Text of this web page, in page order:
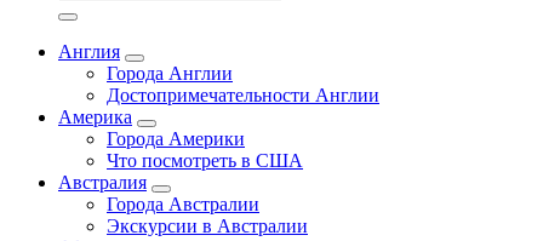
Англия
Города Англии
Достопримечательности Англии
Америка
Города Америки
Что посмотреть в США
Австралия
Города Австралии
Экскурсии в Австралии